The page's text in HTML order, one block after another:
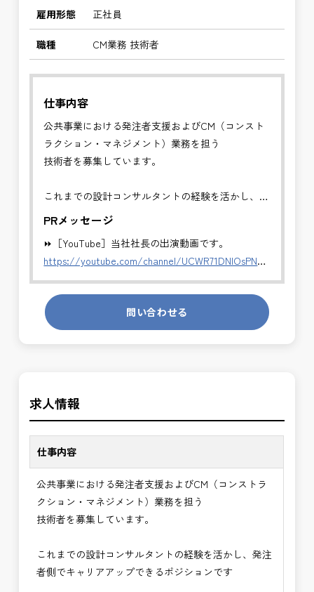
雇用形態 正社員
職種 CM業務 技術者
仕事内容
公共事業における発注者支援およびCM（コンスト
ラクション・マネジメント）業務を担う
技術者を募集しています。
これまでの設計コンサルタントの経験を活かし、発
注者側でキャリアアップできるポジションです
✅CM業務（コンストラクション・マネジメント）
・発注者の立場で、工事全体の管理・統括を行いま
す。
・工事費・工程・品質・安全の総合管理
・施工計画および設計変更内容の確認
※主に施工段階を中心にマネジメントします。
現場経験を活かし、発注者側でより上流のマネジメ
✅CM業務の魅力
・発注者の立場で工事全体をコントロールできるや
りがい
のマネジメント業務に関われる
・品質・工程・コストを総合的に判断する高度な技
PRメッセージ
⏩［YouTube］当社社長の出演動画です。
https://youtube.com/channel/
発注者側の立場で業務を行う、やりがいのあるお仕
事です。
長期的にお仕事が出来る方を募集しております。
職場環境
✅「仕事のやりがい」と「賃金」のバランスを大切
に致します。
⭐＝＝お祝い金100,000円＝＝⭐
※お祝い金の支給条件は、入社より3ヶ月経過され
た方が対象となります。
その他支給条件の詳細については、問い合わせくだ
■勤務地について、ご希望のある方は別途ご相談く
問い合わせる
求人情報
仕事内容
公共事業における発注者支援およびCM（コンストラ
クション・マネジメント）業務を担う
技術者を募集しています。
これまでの設計コンサルタントの経験を活かし、発注
者側でキャリアアップできるポジションです